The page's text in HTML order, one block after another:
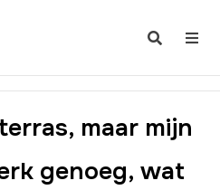
maar mijn
genoeg, wat